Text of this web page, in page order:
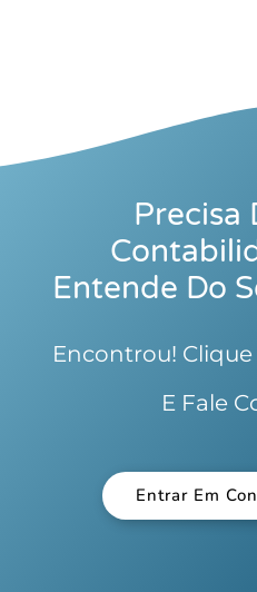
Precisa
Entende Do
Encontrou!
E Fale
Entrar Em